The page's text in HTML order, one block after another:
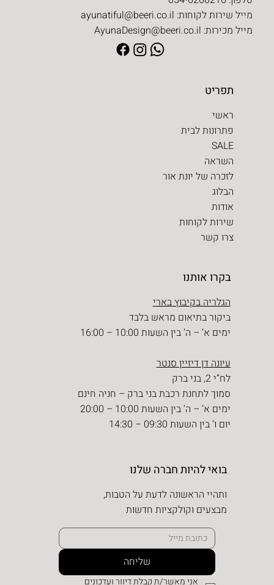
בקרו אותנו
הגלריה בקיבוץ בארי
ביקור בתיאום מראש בלבד
ימים א’ – ה’ בין השעות 10:00 – 16:00
עיונה דן דיזיין סנטר
לח”י 2, בני ברק
סמוך לתחנת רכבת בני ברק – חניה חינם
ימים א’ – ה’ בין השעות 10:00 – 20:00
יום ו’ בין השעות 09:30 – 14:30
תפריט
ראשי
פתרונות לבית
SALE
השראה
לזכרה של יונת אור
הבלוג
אודות
שירות לקוחות
צרו קשר
בואי להיות חברה שלנו
ותהיי הראשונה לדעת על הטבות,
מבצעים וקולקציות חדשות
שליחה
מייל שירות לקוחות: ayunatiful@beeri.co.il
מייל מכירות: AyunaDesign@beeri.co.il